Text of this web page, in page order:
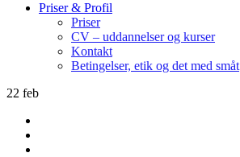
Priser & Profil
Priser
CV – uddannelser og kurser
Kontakt
Betingelser, etik og det med småt
22 feb